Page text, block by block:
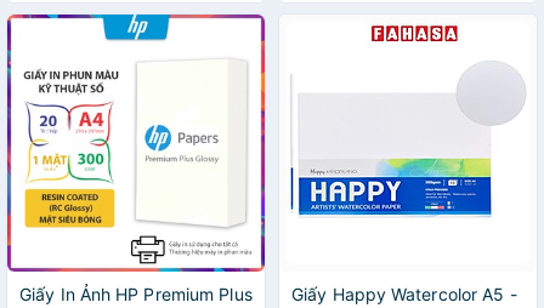
Giấy In Ảnh HP Premium Plus
Giấy Happy Watercolor A5 -